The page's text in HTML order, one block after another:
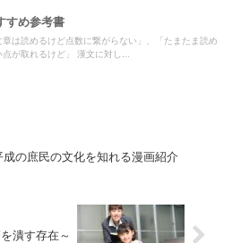
め参考書
章は読めるけど点数に繋がらない」、「たまたま読め
が取れるけど」 漢文に対し...
成の庶民の文化を知れる漫画紹介
潰す存在～